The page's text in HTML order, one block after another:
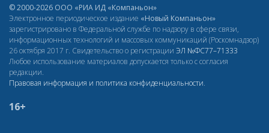
© 2000-2026 ООО «РИА ИД «Компаньон»
Электронное периодическое издание «Новый Компаньон»
зарегистрировано в Федеральной службе по надзору в сфере связи,
информационных технологий и массовых коммуникаций (Роскомнадзор)
26 октября 2017 г. Свидетельство о регистрации ЭЛ №ФС77–71333
Любое использование материалов допускается только с согласия
редакции.
Правовая информация и политика конфиденциальности.
16+